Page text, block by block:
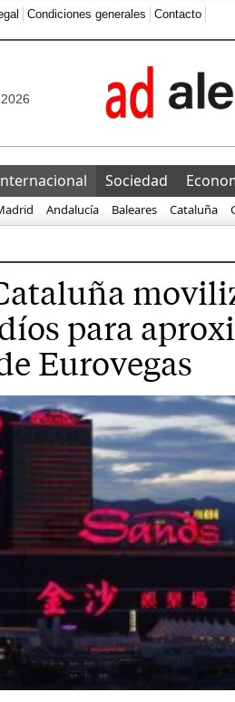
Condiciones generales Contacto
Sociedad
Andalucía Baleares Cataluña
para
Eurovegas